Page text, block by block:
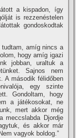
a kispadon, í­gy
is rezzenéstelen
gondoskodtak
tudtam, amí­g nincs a
hogy amí­g igazi
jobban, uraltuk a
Sajnos nem
A második félidőben
egy szinte
Gondoltam, hogy
a játékosokat, ne
mert akkor még
meccslabda Djordje
és akkor már
vagyok boldog.”